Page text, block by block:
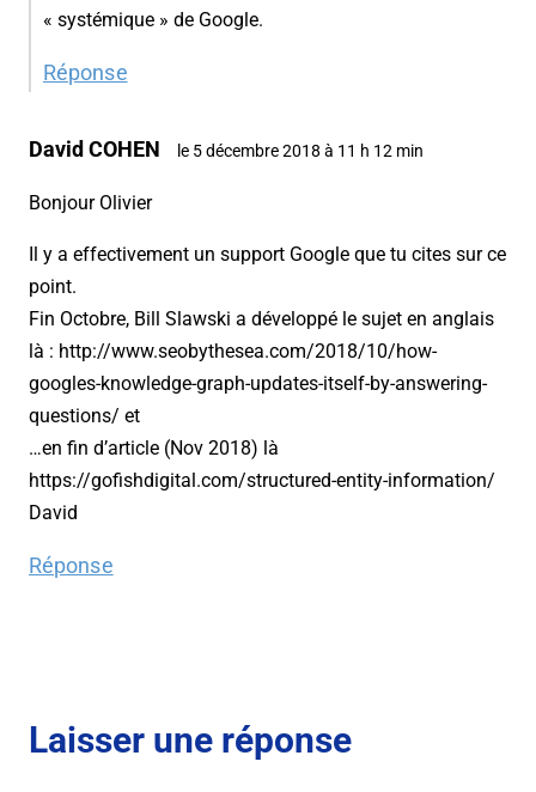
« systémique » de Google.
Réponse
David COHEN le 5 décembre 2018 à 11 h 12 min
Bonjour Olivier
Il y a effectivement un support Google que tu cites sur ce
point.
Fin Octobre, Bill Slawski a développé le sujet en anglais
là : http://www.seobythesea.com/2018/10/how-
googles-knowledge-graph-updates-itself-by-answering-
questions/ et
…en fin d’article (Nov 2018) là
https://gofishdigital.com/structured-entity-information/
David
Réponse
Laisser une réponse